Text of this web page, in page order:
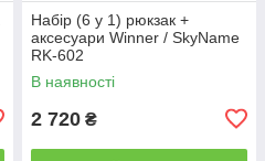
Набір (6 у 1) рюкзак +
аксесуари Winner / SkyName
RK-602
В наявності
2 720 ₴